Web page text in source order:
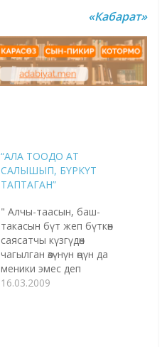
«Кабарат»
“АЛА ТООДО АТ
САЛЫШЫП, БҮРКҮТ
ТАПТАГАН”
" Алчы-таасын, баш-
такасын бүт жеп бүткөн
саясатчы күзгүдөн
чагылган өзүнүн өңүн да
меники эмес деп
ынандырып жиберет"
16.03.2009